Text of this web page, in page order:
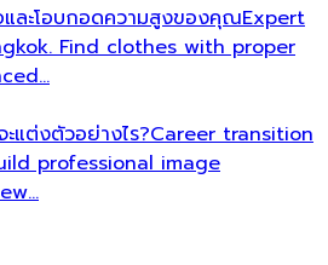
และโอบกอดความสูงของคุณExpert
Find clothes with proper
แต่งตัวอย่างไร?Career transition
professional image